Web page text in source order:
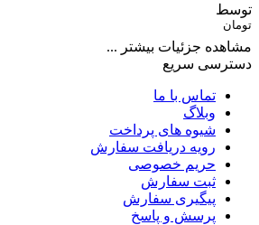
توسط
تومان
مشاهده جزئیات بیشتر ...
دسترسی سریع
تماس با ما
وبلاگ
شیوه های پرداخت
رویه دریافت سفارش
حریم خصوصی
ثبت سفارش
پیگیری سفارش
پرسش و پاسخ